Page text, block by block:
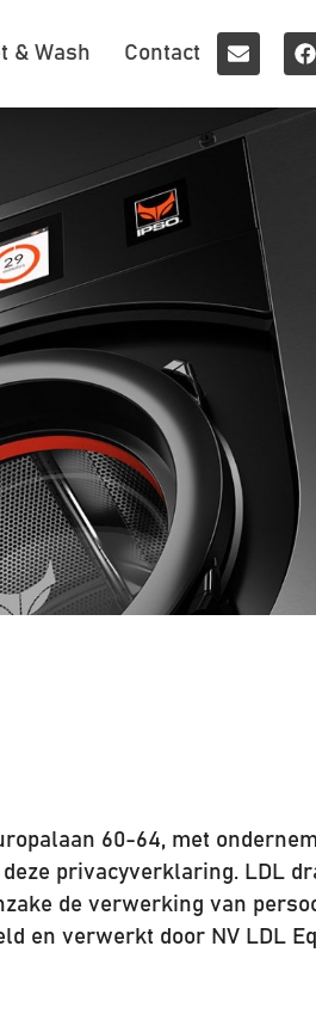
& Wash Contact
60-64, met
privacyverklaring. LDL
de verwerking van
en verwerkt door NV LDL